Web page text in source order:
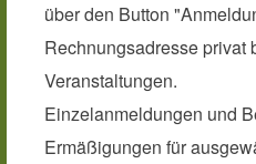
über den Button
Rechnungsadresse privat
Veranstaltungen.
Einzelanmeldungen und
Ermäßigungen für